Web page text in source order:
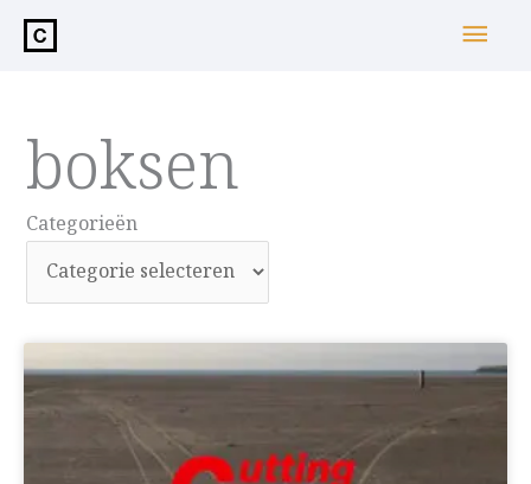
inhoud
boksen
Categorieën
Categorieën